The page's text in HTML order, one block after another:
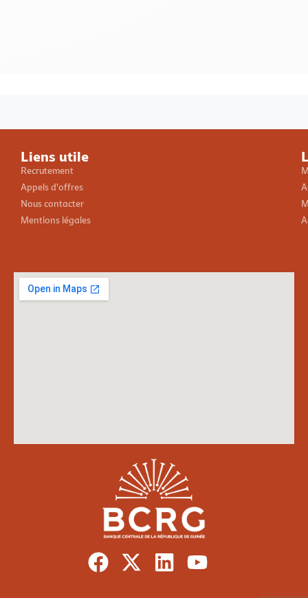
Liens utile
Recrutement
Appels d'offres
Nous contacter
Mentions légales